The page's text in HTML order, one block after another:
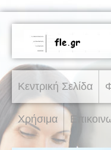
Κεντρική Σελίδα
Χρήσιμα